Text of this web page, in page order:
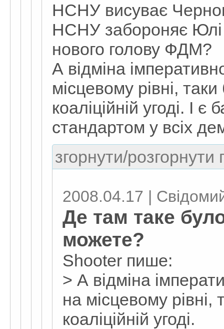
НСНУ висуває
НСНУ забороняє
нового голову ФДМ?
А відміна
місцевому рівні,
коаліційній угоді. І
стандартом у всіх
згорнути/розгорнути
2008.04.17 |
Де там таке
можете?
Shooter пише:
> А відміна
на місцевому
коаліційній угоді.